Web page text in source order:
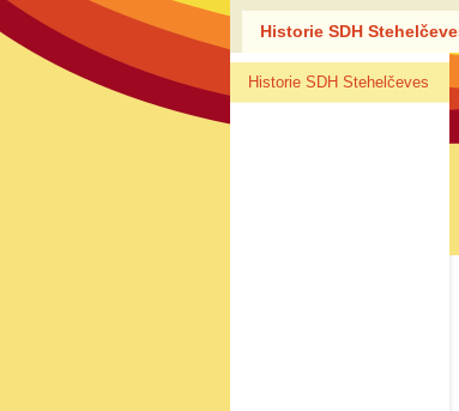
Historie SDH
Historie SDH Stehelčeves